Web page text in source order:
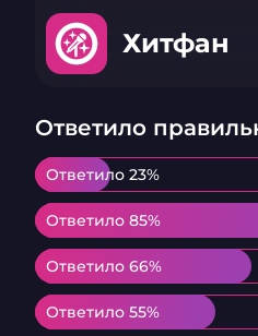
Хитфан
Ответило
Ответило 23%
Ответило 23%
Ответило 85%
Ответило 85%
Ответило 66%
Ответило 66%
Ответило 55%
Ответило 55%